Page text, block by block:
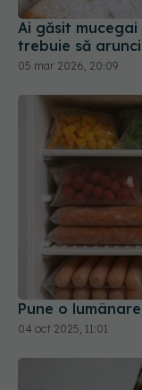
05 mar 2026, 20:09
Pune o
04 oct 2025, 11:01